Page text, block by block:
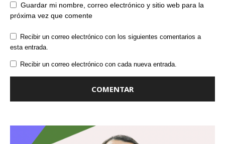
Guardar mi nombre, correo electrónico y sitio web para la
próxima vez que comente
Recibir un correo electrónico con los siguientes comentarios a
esta entrada.
Recibir un correo electrónico con cada nueva entrada.